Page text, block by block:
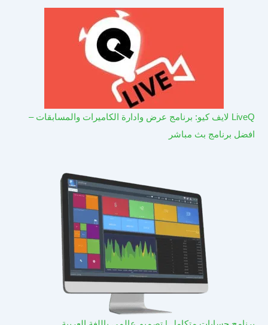
LiveQ لايف كيو: برنامج عرض وادارة الكاميرات والمسابقات –
افضل برنامج بث مباشر